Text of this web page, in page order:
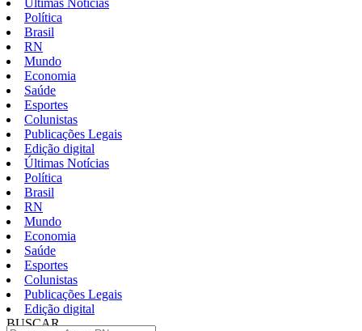
Últimas Notícias
Política
Brasil
RN
Mundo
Economia
Saúde
Esportes
Colunistas
Publicações Legais
Edição digital
Últimas Notícias
Política
Brasil
RN
Mundo
Economia
Saúde
Esportes
Colunistas
Publicações Legais
Edição digital
BUSCAR